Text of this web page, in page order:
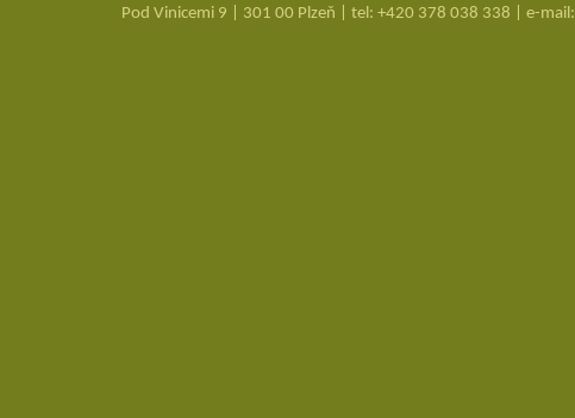
Pod Vinicemi 9 | 301 00 Plzeň | tel: +420 378 038 338 | e-mail: